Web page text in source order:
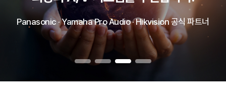
Panasonic · Yamaha Pro Audio · Hikvision 공식 파트너